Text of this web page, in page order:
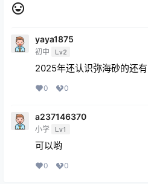
yaya1875
初中 Lv2
2025年还认识弥海砂的还
0 0
a237146370
小学 Lv1
可以哟
0 0